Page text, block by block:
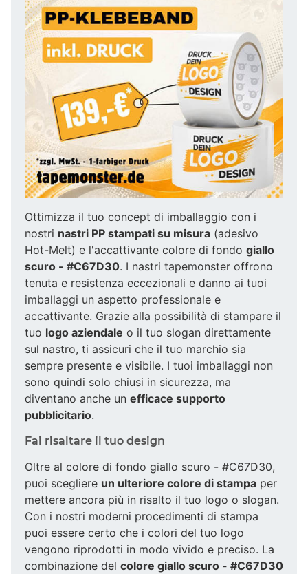
Ottimizza il tuo concept di imballaggio con i
nostri nastri PP stampati su misura (adesivo
Hot-Melt) e l'accattivante colore di fondo giallo
scuro - #C67D30. I nastri tapemonster offrono
tenuta e resistenza eccezionali e danno ai tuoi
imballaggi un aspetto professionale e
accattivante. Grazie alla possibilità di stampare il
tuo logo aziendale o il tuo slogan direttamente
sul nastro, ti assicuri che il tuo marchio sia
sempre presente e visibile. I tuoi imballaggi non
sono quindi solo chiusi in sicurezza, ma
diventano anche un efficace supporto
pubblicitario.
Fai risaltare il tuo design
Oltre al colore di fondo giallo scuro - #C67D30,
puoi scegliere un ulteriore colore di stampa per
mettere ancora più in risalto il tuo logo o slogan.
Con i nostri moderni procedimenti di stampa
puoi essere certo che i colori del tuo logo
vengono riprodotti in modo vivido e preciso. La
combinazione del colore giallo scuro - #C67D30